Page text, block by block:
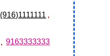
,
9163333333